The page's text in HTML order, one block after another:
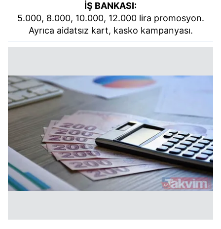
İŞ BANKASI:
5.000, 8.000, 10.000, 12.000 lira promosyon.
Ayrıca aidatsız kart, kasko kampanyası.